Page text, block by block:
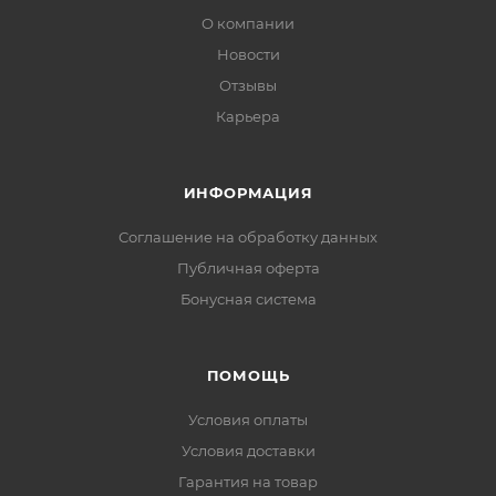
О компании
Новости
Отзывы
Карьера
ИНФОРМАЦИЯ
Соглашение на обработку данных
Публичная оферта
Бонусная система
ПОМОЩЬ
Условия оплаты
Условия доставки
Гарантия на товар